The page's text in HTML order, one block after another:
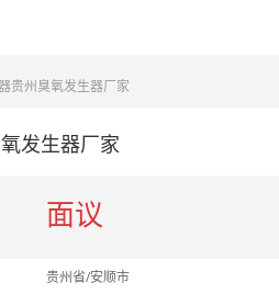
贵州臭氧发生器厂家
发生器厂家
面议
贵州省/安顺市